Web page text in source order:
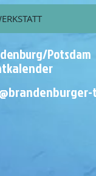
Potsdam